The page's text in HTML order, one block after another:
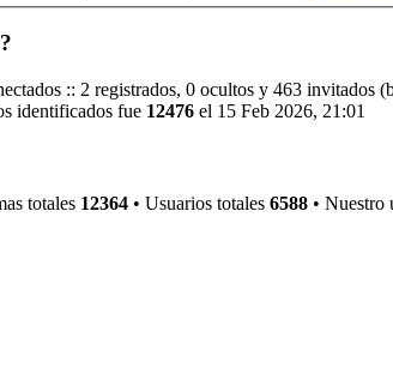
:: 2 registrados, 0 ocultos y 463 invitados
identificados fue 12476 el 15 Feb 2026, 21:01
totales 12364 • Usuarios totales 6588 • Nuestro